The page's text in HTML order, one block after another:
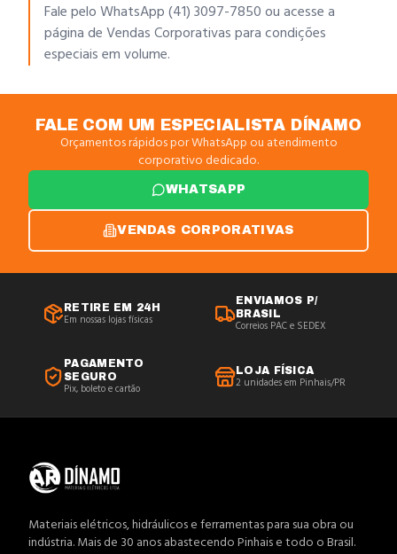
Fale pelo WhatsApp (41) 3097-7850 ou acesse a
página de Vendas Corporativas para condições
especiais em volume.
FALE COM UM ESPECIALISTA DÍNAMO
Orçamentos rápidos por WhatsApp ou atendimento
corporativo dedicado.
WHATSAPP
VENDAS CORPORATIVAS
RETIRE EM 24H
Em nossas lojas físicas
ENVIAMOS P/
BRASIL
Correios PAC e SEDEX
PAGAMENTO
SEGURO
Pix, boleto e cartão
LOJA FÍSICA
2 unidades em Pinhais/PR
Materiais elétricos, hidráulicos e ferramentas para sua obra ou
indústria. Mais de 30 anos abastecendo Pinhais e todo o Brasil.